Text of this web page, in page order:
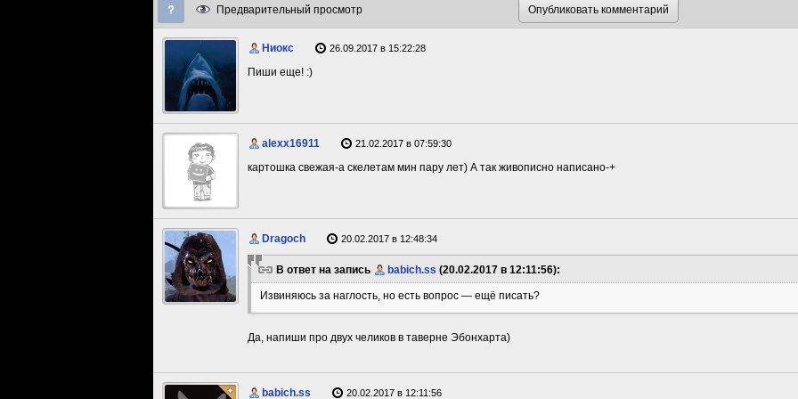
Предварительный просмотр
Ниокс 26.09.2017 в 15:22:28
Пиши еще! :)
alexx16911 21.02.2017 в 07:59:30
картошка свежая-а скелетам мин пару лет) А так живописно написано-+
Dragoch 20.02.2017 в 12:48:34
В ответ на запись babich.ss (20.02.2017 в 12:11:56):
Извиняюсь за наглость, но есть вопрос — ещё писать?
Да, напиши про двух челиков в таверне Эбонхарта)
babich.ss 20.02.2017 в 12:11:56